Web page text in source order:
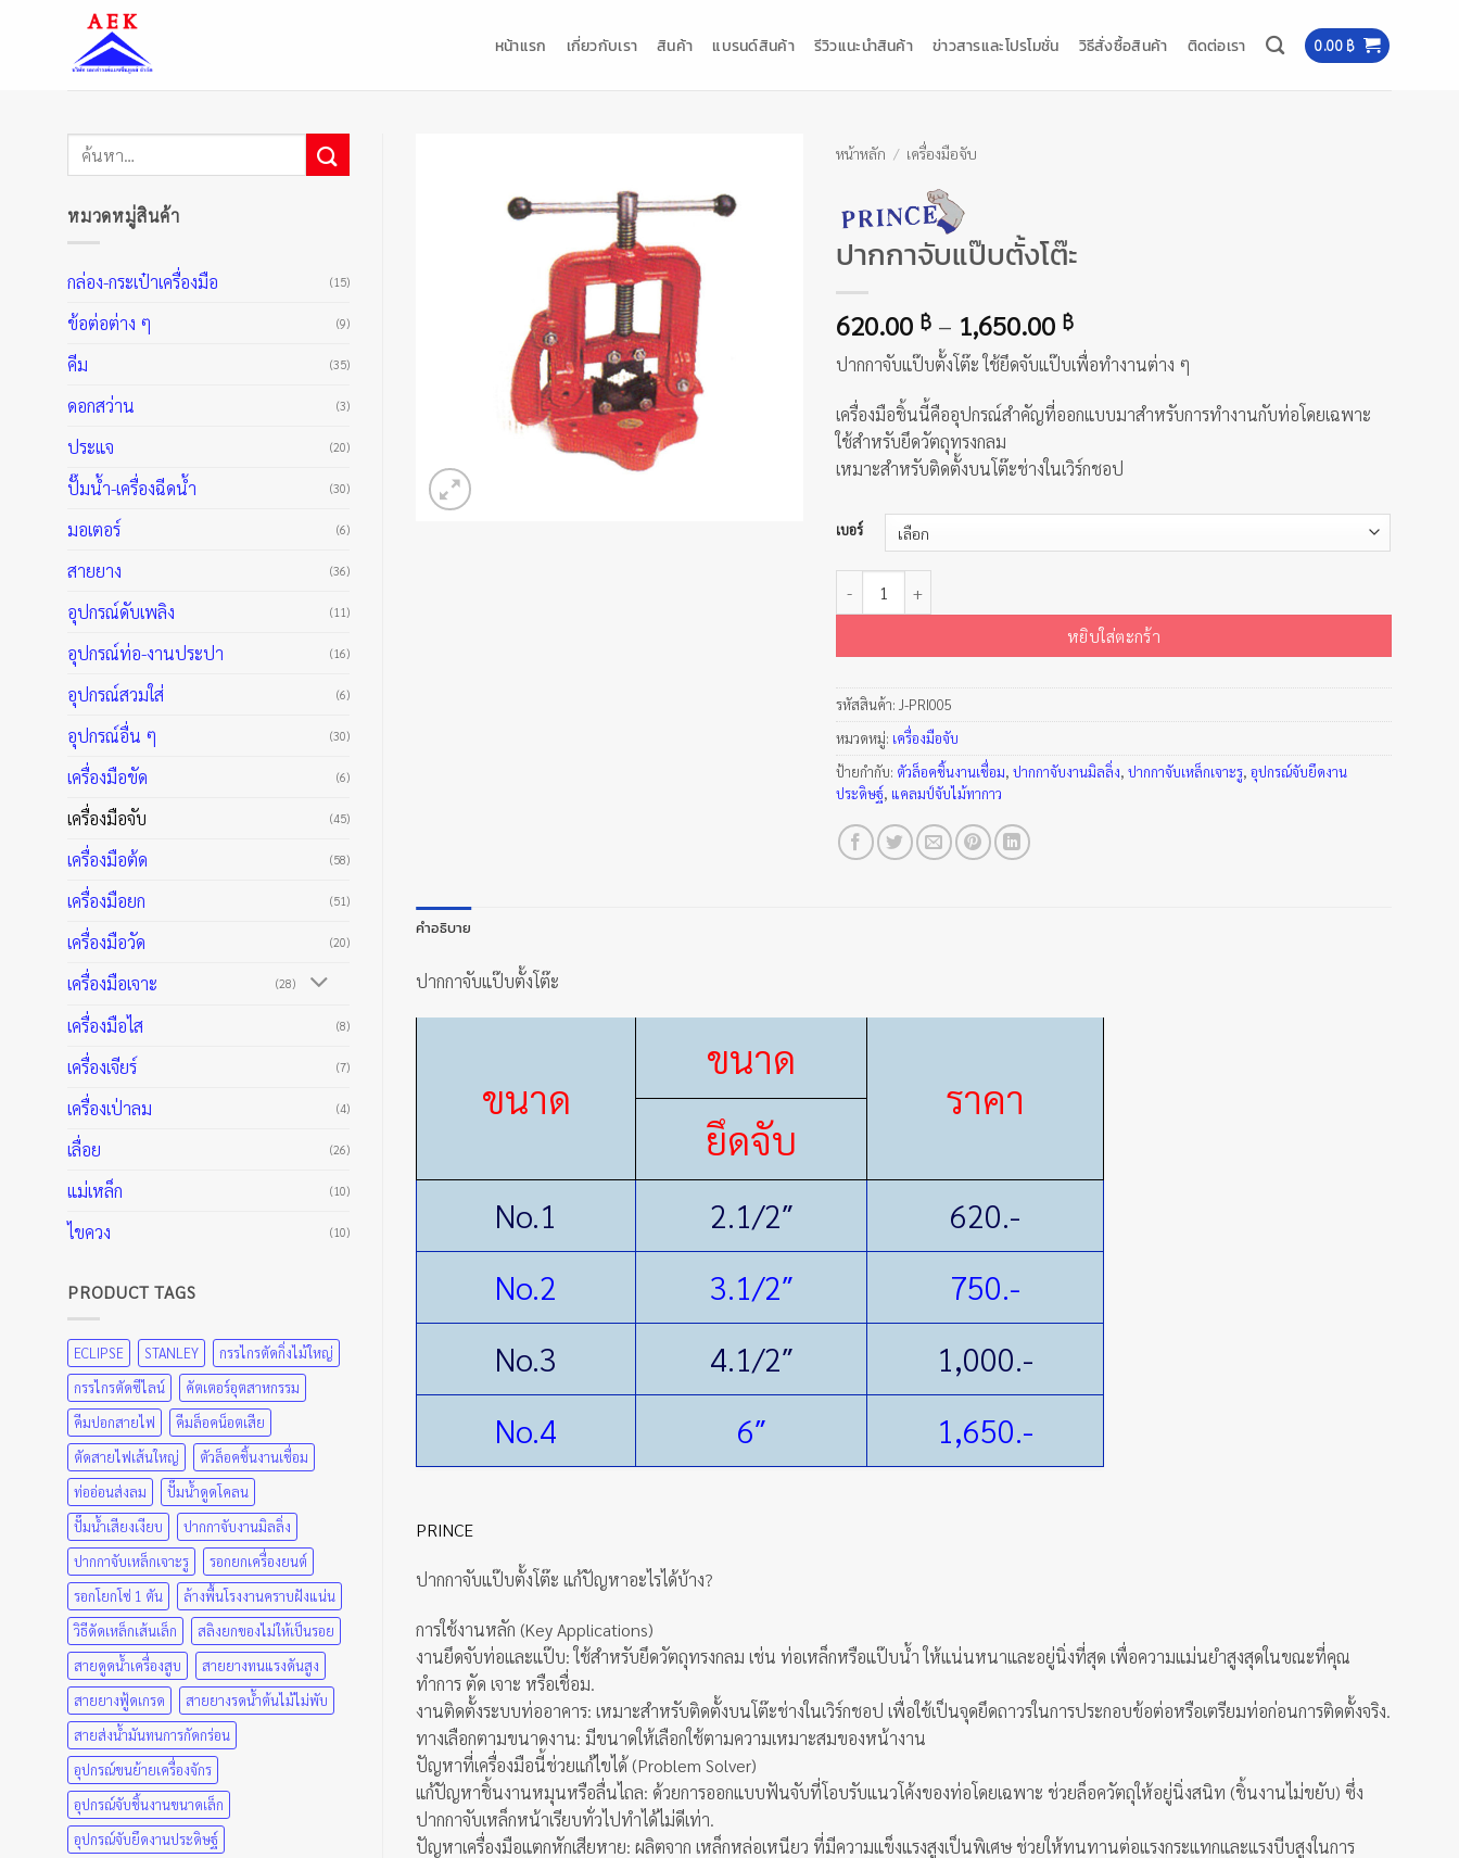
หน้าแรก เกี่ยวกับเรา สินค้า แบรนด์สินค้า รีวิวแนะนำสินค้า ข่าวสารและโปรโมชั่น วิธีสั่งซื้อสินค้า ติดต่อเรา 0.00 ฿
ค้นหา:
หมวดหมู่สินค้า
กล่อง-กระเป๋าเครื่องมือ (15)
ข้อต่อต่าง ๆ (9)
คีม (35)
ดอกสว่าน (3)
ประแจ (20)
ปั๊มน้ำ-เครื่องฉีดน้ำ (30)
มอเตอร์ (6)
สายยาง (36)
อุปกรณ์ดับเพลิง (11)
อุปกรณ์ท่อ-งานประปา (16)
อุปกรณ์สวมใส่ (6)
อุปกรณ์อื่น ๆ (30)
เครื่องมือขัด (6)
เครื่องมือจับ (45)
เครื่องมือต้ด (58)
เครื่องมือยก (51)
เครื่องมือวัด (20)
เครื่องมือเจาะ (28)
เครื่องมือไส (8)
เครื่องเจียร์ (7)
เครื่องเป่าลม (4)
เลื่อย (26)
แม่เหล็ก (10)
ไขควง (10)
PRODUCT TAGS
ECLIPSE STANLEY
กรรไกรตัดกิ่งไม้ใหญ่
กรรไกรตัดซีไลน์
คัตเตอร์อุตสาหกรรม
คีมปอกสายไฟ
คีมล็อคน็อตเสีย
ตัดสายไฟเส้นใหญ่
ตัวล็อคชิ้นงานเชื่อม
ท่ออ่อนส่งลม
ปั๊มน้ำดูดโคลน
ปั๊มน้ำเสียงเงียบ
ปากกาจับงานมิลลิ่ง
ปากกาจับเหล็กเจาะรู
รอกยกเครื่องยนต์
รอกโยกโซ่ 1 ตัน
ล้างพื้นโรงงานคราบฝังแน่น
วิธีดัดเหล็กเส้นเล็ก
สลิงยกของไม่ให้เป็นรอย
สายดูดน้ำเครื่องสูบ
สายยางทนแรงดันสูง
สายยางฟู้ดเกรด
สายยางรดน้ำต้นไม้ไม่พับ
สายส่งน้ำมันทนการกัดกร่อน
อุปกรณ์ขนย้ายเครื่องจักร
อุปกรณ์จับชิ้นงานขนาดเล็ก
อุปกรณ์จับยึดงานประดิษฐ์
หน้าหลัก / เครื่องมือจับ
ปากกาจับแป๊บตั้งโต๊ะ
620.00 ฿ – 1,650.00 ฿Price
range:
620.00 ฿
through
1,650.00 ฿
ปากกาจับแป๊บตั้งโต๊ะ ใช้ยึดจับแป๊บเพื่อทำงานต่าง ๆ
เครื่องมือชิ้นนี้คืออุปกรณ์สำคัญที่ออกแบบมาสำหรับการทำงานกับท่อโดยเฉพาะ
ใช้สำหรับยึดวัตถุทรงกลม
เหมาะสำหรับติดตั้งบนโต๊ะช่างในเวิร์กชอป
เบอร์
หยิบใส่ตะกร้า
รหัสสินค้า: J-PRI005
หมวดหมู่: เครื่องมือจับ
ป้ายกำกับ: ตัวล็อคชิ้นงานเชื่อม,ปากกาจับงานมิลลิ่ง,ปากกาจับเหล็กเจาะรู,อุปกรณ์จับยึดงาน
ประดิษฐ์, แคลมป์จับไม้ทากาว
คำอธิบาย
ปากกาจับแป๊บตั้งโต๊ะ
ขนาด
ขนาด
ราคา
ยึดจับ
No.1 2.1/2″
620.-
No.2
3.1/2″
750.-
No.3
4.1/2″
1,000.-
No.4
6″ 1,650.-
PRINCE
ปากกาจับแป๊บตั้งโต๊ะ แก้ปัญหาอะไรได้บ้าง?
การใช้งานหลัก (Key Applications)
งานยึดจับท่อและแป๊บ: ใช้สำหรับยึดวัตถุทรงกลม เช่น ท่อเหล็กหรือแป๊บน้ำ ให้แน่นหนาและอยู่นิ่งที่สุด เพื่อความแม่นยำสูงสุดในขณะที่คุณ
ทำการ ตัด เจาะ หรือเชื่อม.
งานติดตั้งระบบท่ออาคาร: เหมาะสำหรับติดตั้งบนโต๊ะช่างในเวิร์กชอป เพื่อใช้เป็นจุดยึดถาวรในการประกอบข้อต่อหรือเตรียมท่อก่อนการติดตั้งจริง.
ทางเลือกตามขนาดงาน: มีขนาดให้เลือกใช้ตามความเหมาะสมของหน้างาน
ปัญหาที่เครื่องมือนี้ช่วยแก้ไขได้ (Problem Solver)
แก้ปัญหาชิ้นงานหมุนหรือลื่นไถล: ด้วยการออกแบบฟันจับที่โอบรับแนวโค้งของท่อโดยเฉพาะ ช่วยล็อควัตถุให้อยู่นิ่งสนิท (ชิ้นงานไม่ขยับ) ซึ่ง
ปากกาจับเหล็กหน้าเรียบทั่วไปทำได้ไม่ดีเท่า.
ปัญหาเครื่องมือแตกหักเสียหาย: ผลิตจาก เหล็กหล่อเหนียว ที่มีความแข็งแรงสูงเป็นพิเศษ ช่วยให้ทนทานต่อแรงกระแทกและแรงบีบสูงในการ